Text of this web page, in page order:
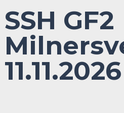
SSH GF2
11.11.2026